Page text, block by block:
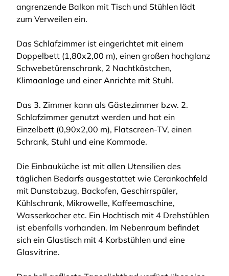
angrenzende Balkon mit Tisch und Stühlen lädt
zum Verweilen ein.
Das Schlafzimmer ist eingerichtet mit einem
Doppelbett (1,80x2,00 m), einen großen hochglanz
Schwebetürenschrank, 2 Nachtkästchen,
Klimaanlage und einer Anrichte mit Stuhl.
Das 3. Zimmer kann als Gästezimmer bzw. 2.
Schlafzimmer genutzt werden und hat ein
Einzelbett (0,90x2,00 m), Flatscreen-TV, einen
Schrank, Stuhl und eine Kommode.
Die Einbauküche ist mit allen Utensilien des
täglichen Bedarfs ausgestattet wie Cerankochfeld
mit Dunstabzug, Backofen, Geschirrspüler,
Kühlschrank, Mikrowelle, Kaffeemaschine,
Wasserkocher etc. Ein Hochtisch mit 4 Drehstühlen
ist ebenfalls vorhanden. Im Nebenraum befindet
sich ein Glastisch mit 4 Korbstühlen und eine
Glasvitrine.